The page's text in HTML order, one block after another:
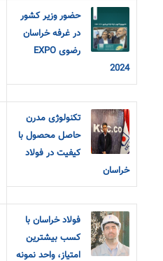
حضور وزیر کشور
در غرفه خراسان
رضوی EXPO
2024
تکنولوژی مدرن
حاصل محصول با
کیفیت در فولاد
خراسان
فولاد خراسان با
کسب بیشترین
امتیاز، واحد نمونه